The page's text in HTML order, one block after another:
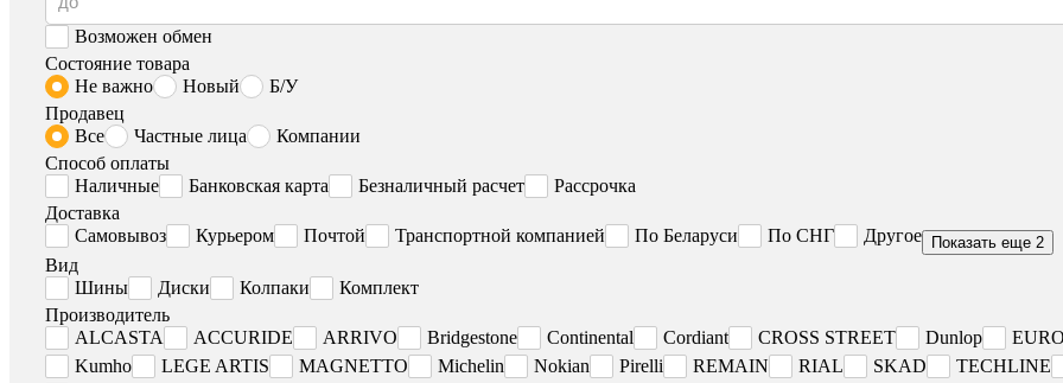
Возможен обмен
Состояние товара
Не важно
Новый
Б/У
Продавец
Все
Частные лица
Компании
Способ оплаты
Наличные
Банковская карта Безналичный расчет
Рассрочка
Доставка
Самовывоз
Курьером Почтой Транспортной компанией По Беларуси По СНГ Другое Показать еще 2
Вид
Шины
Диски Колпаки
Комплект
Производитель
ALCASTA
ACCURIDE ARRIVO Bridgestone Continental Cordiant CROSS STREET Dunlop
Kumho
LEGE ARTIS MAGNETTO Michelin Nokian Pirelli REMAIN RIAL SKAD TECHLINE